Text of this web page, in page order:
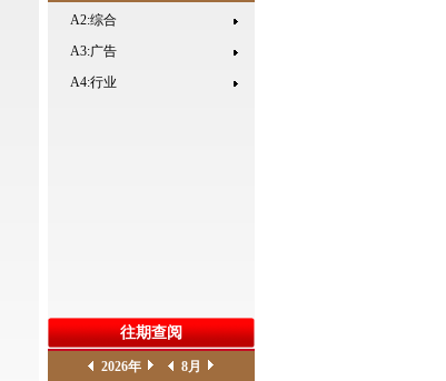
A2:综合
A3:广告
A4:行业
往期查阅